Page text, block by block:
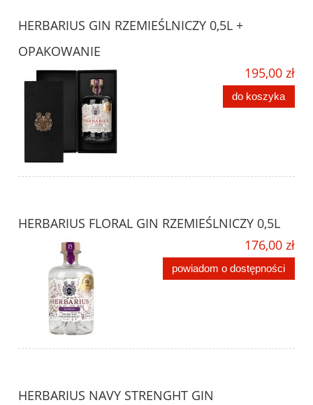
HERBARIUS GIN RZEMIEŚLNICZY 0,5L +
OPAKOWANIE
195,00 zł
do koszyka
HERBARIUS FLORAL GIN RZEMIEŚLNICZY 0,5L
176,00 zł
powiadom o dostępności
HERBARIUS NAVY STRENGHT GIN